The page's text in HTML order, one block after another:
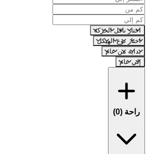
اختار ناقل الحركة
اختار نوع الهيكل
بداية من عام
إلي عام
راحة (0
)